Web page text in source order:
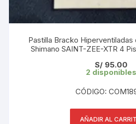
Pastilla Bracko
Shimano SAINT-ZEE-XTR 4
S/95.00
2 disponibles
CÓDIGO:
AÑADIR AL